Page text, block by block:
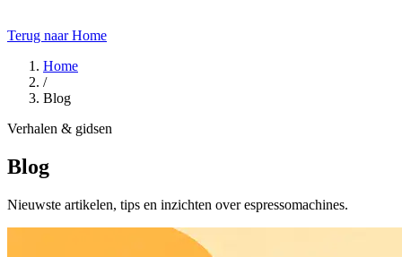
Terug naar Home
Home
/
Blog
Verhalen & gidsen
Blog
Nieuwste artikelen, tips en inzichten over espressomachines.